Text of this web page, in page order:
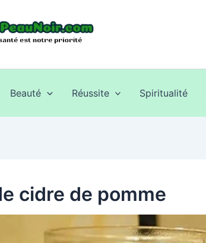
Beauté Réussite Spiritualité
cidre de pomme